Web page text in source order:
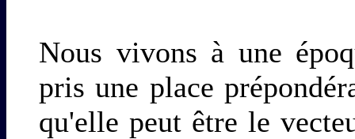
Nous vivons à une
pris une place
qu'elle peut être le